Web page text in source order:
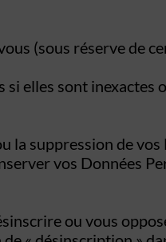
(sous réserve de
elles sont inexactes
la suppression de vos
vos Données
ou vous